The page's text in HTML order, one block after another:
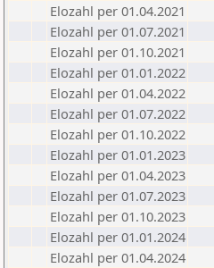
Elozahl per 01.04.2021
Elozahl per 01.07.2021
Elozahl per 01.10.2021
Elozahl per 01.01.2022
Elozahl per 01.04.2022
Elozahl per 01.07.2022
Elozahl per 01.10.2022
Elozahl per 01.01.2023
Elozahl per 01.04.2023
Elozahl per 01.07.2023
Elozahl per 01.10.2023
Elozahl per 01.01.2024
Elozahl per 01.04.2024